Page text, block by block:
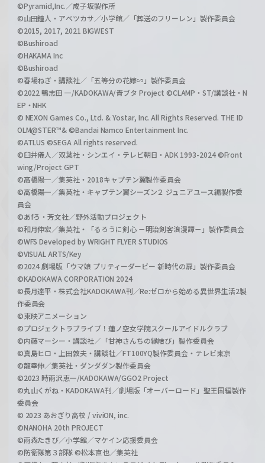
©Pyramid,Inc.／成子坂製作所
©山田鐘人・アベツカサ／小学館／「葬送のフリーレン」製作委員会
©2015, 2017, 2021 BIGWEST
©Bushiroad
©HAKAMA Inc
©Bushiroad
©春場ねぎ・講談社／「五等分の花嫁∽」製作委員会
©2022 鴨志田 一/KADOKAWA/青ブタ Project ©CLAMP・ST/講談社・N
EP・NHK
© NEXON Games Co., Ltd. & Yostar, Inc. All Rights Reserved. THE ID
OLM@STER™& ©Bandai Namco Entertainment Inc.
©ATLUS ©SEGA All rights reserved.
©臼井儀人／双葉社・シンエイ・テレビ朝日・ADK 1993-2024 ©Front
wing/Project GPT
©高橋陽一／集英社・2018キャプテン翼製作委員会
©高橋陽一／集英社・キャプテン翼シーズン２ ジュニアユース編製作委
員会
©あfろ・芳文社／野外活動プロジェクト
©和月伸宏／集英社・「るろうに剣心 －明治剣客浪漫譚－」製作委員会
©WFS Developed by WRIGHT FLYER STUDIOS
©VISUAL ARTS/Key
©2024 劇場版「ウマ娘 プリティーダービー 新時代の扉」製作委員会
©KADOKAWA CORPORATION 2024
©長月達平・株式会社KADOKAWA刊／Re:ゼロから始める異世界生活2製
作委員会
©東映アニメーション
©プロジェクトラブライブ！蓮ノ空女学院スクールアイドルクラブ
©内藤マーシー・講談社／「甘神さんちの縁結び」製作委員会
©真島ヒロ・上田敦夫・講談社／FT100YQ製作委員会・テレビ東京
©龍幸伸／集英社・ダンダダン製作委員会
©2023 時雨沢恵一/KADOKAWA/GGO2 Project
©丸山くがね・KADOKAWA刊／劇場版「オーバーロード」聖王国編製作
委員会
© 2023 あおぎり高校 / viviON, inc.
©NANOHA 20th PROJECT
©雨森たきび／小学館／マケイン応援委員会
©防衛隊第３部隊 ©松本直也／集英社